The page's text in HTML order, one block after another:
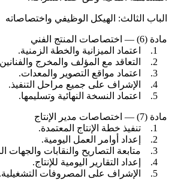
الباب الثالث: الهيكل الوظيفي واختصاصاته
مادة (6) — اختصاصات المنتج الفني
مادة (7) — اختصاصات مدير الإنتاج